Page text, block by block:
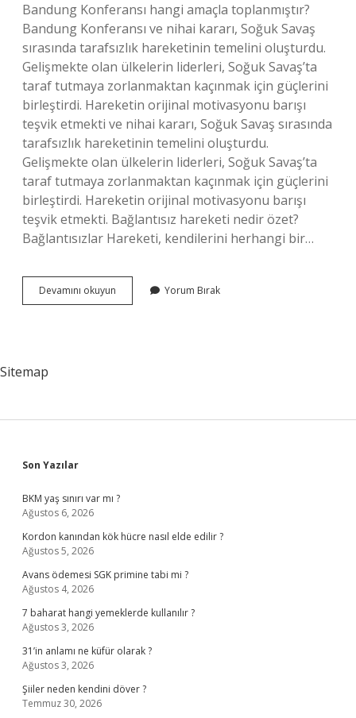
Bandung Konferansı hangi amaçla toplanmıştır?
Bandung Konferansı ve nihai kararı, Soğuk Savaş
sırasında tarafsızlık hareketinin temelini oluşturdu.
Gelişmekte olan ülkelerin liderleri, Soğuk Savaş’ta
taraf tutmaya zorlanmaktan kaçınmak için güçlerini
birleştirdi. Hareketin orijinal motivasyonu barışı
teşvik etmekti ve nihai kararı, Soğuk Savaş sırasında
tarafsızlık hareketinin temelini oluşturdu.
Gelişmekte olan ülkelerin liderleri, Soğuk Savaş’ta
taraf tutmaya zorlanmaktan kaçınmak için güçlerini
birleştirdi. Hareketin orijinal motivasyonu barışı
teşvik etmekti. Bağlantısız hareketi nedir özet?
Bağlantısızlar Hareketi, kendilerini herhangi bir…
Devamını okuyun Bağlantısızlar
Hareketi
Yorum Bırak
Sitemap
Sidebar
Son Yazılar
BKM yaş sınırı var mı ?
Ağustos 6, 2026
Kordon kanından kök hücre nasıl elde edilir ?
Ağustos 5, 2026
Avans ödemesi SGK primine tabi mi ?
Ağustos 4, 2026
7 baharat hangi yemeklerde kullanılır ?
Ağustos 3, 2026
31’in anlamı ne küfür olarak ?
Ağustos 3, 2026
Şiiler neden kendini döver ?
Temmuz 30, 2026